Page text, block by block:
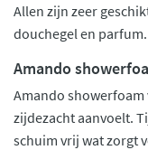
Allen zijn zeer
douchegel en parfum.
Amando
Amando
zijdezacht aanvoelt.
schuim vrij wat zorgt